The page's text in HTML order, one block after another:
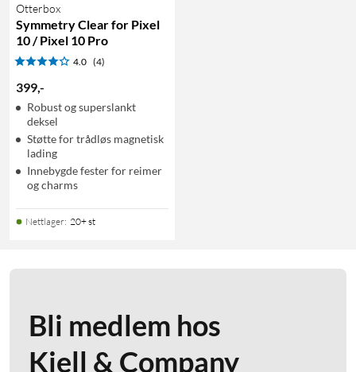
Otterbox
Symmetry Clear for Pixel
10 / Pixel 10 Pro
4.0 (4)
399,-
Robust og superslankt
deksel
Støtte for trådløs magnetisk
lading
Innebygde fester for reimer
og charms
Nettlager: 20+ st
Bli medlem hos
Kjell & Company